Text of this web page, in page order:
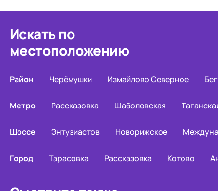
Искать по
местоположению
Район Черёмушки Измайлово Северное
Метро Рассказовка Шаболовская
Шоссе Энтузиастов Новорижское
Город Тарасовка Рассказовка Котово